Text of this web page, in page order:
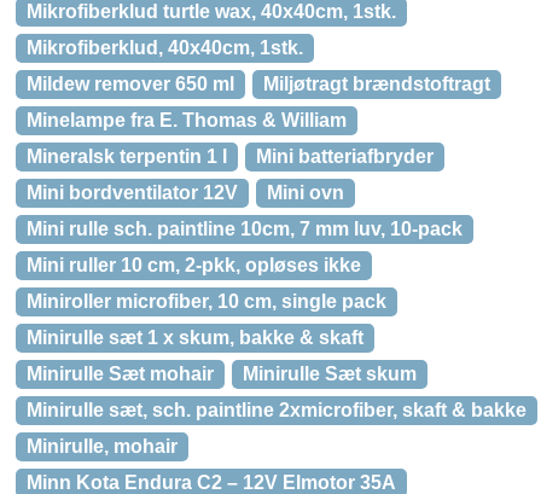
Mikrofiberklud turtle wax, 40x40cm, 1stk.
Mikrofiberklud, 40x40cm, 1stk.
Mildew remover 650 ml
Miljøtragt brændstoftragt
Minelampe fra E. Thomas & William
Mineralsk terpentin 1 l
Mini batteriafbryder
Mini bordventilator 12V
Mini ovn
Mini rulle sch. paintline 10cm, 7 mm luv, 10-pack
Mini ruller 10 cm, 2-pkk, opløses ikke
Miniroller microfiber, 10 cm, single pack
Minirulle sæt 1 x skum, bakke & skaft
Minirulle Sæt mohair
Minirulle Sæt skum
Minirulle sæt, sch. paintline 2xmicrofiber, skaft & bakke
Minirulle, mohair
Minn Kota Endura C2 – 12V Elmotor 35A